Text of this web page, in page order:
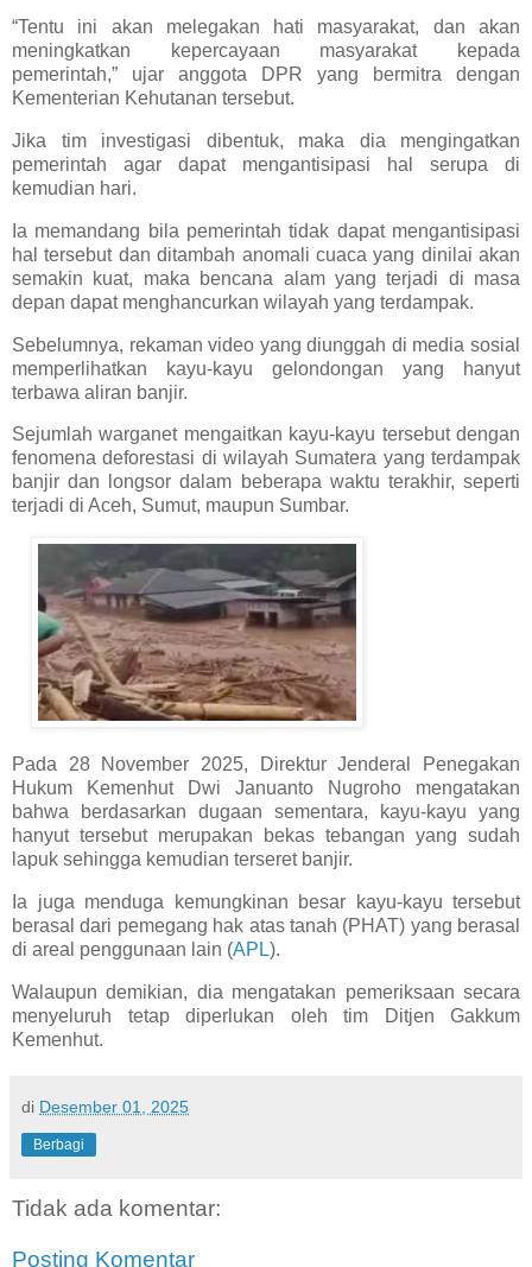
“Tentu ini akan melegakan hati masyarakat, dan akan
meningkatkan kepercayaan masyarakat kepada
pemerintah,” ujar anggota DPR yang bermitra dengan
Kementerian Kehutanan tersebut.
Jika tim investigasi dibentuk, maka dia mengingatkan
pemerintah agar dapat mengantisipasi hal serupa di
kemudian hari.
Ia memandang bila pemerintah tidak dapat mengantisipasi
hal tersebut dan ditambah anomali cuaca yang dinilai akan
semakin kuat, maka bencana alam yang terjadi di masa
depan dapat menghancurkan wilayah yang terdampak.
Sebelumnya, rekaman video yang diunggah di media sosial
memperlihatkan kayu-kayu gelondongan yang hanyut
terbawa aliran banjir.
Sejumlah warganet mengaitkan kayu-kayu tersebut dengan
fenomena deforestasi di wilayah Sumatera yang terdampak
banjir dan longsor dalam beberapa waktu terakhir, seperti
terjadi di Aceh, Sumut, maupun Sumbar.
Pada 28 November 2025, Direktur Jenderal Penegakan
Hukum Kemenhut Dwi Januanto Nugroho mengatakan
bahwa berdasarkan dugaan sementara, kayu-kayu yang
hanyut tersebut merupakan bekas tebangan yang sudah
lapuk sehingga kemudian terseret banjir.
Ia juga menduga kemungkinan besar kayu-kayu tersebut
berasal dari pemegang hak atas tanah (PHAT) yang berasal
di areal penggunaan lain (APL).
Walaupun demikian, dia mengatakan pemeriksaan secara
menyeluruh tetap diperlukan oleh tim Ditjen Gakkum
Kemenhut.
di Desember 01, 2025
Berbagi
Tidak ada komentar:
Posting Komentar